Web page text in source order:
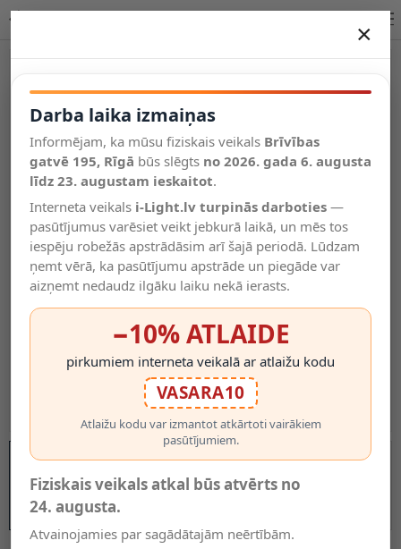
Salīdzināt
Vēlmju
saraksts
Valodas
×
Darba laika izmaiņas
Informējam, ka mūsu fiziskais veikals Brīvības
gatvē 195, Rīgā būs slēgts no 2026. gada 6. augusta
līdz 23. augustam ieskaitot.
Interneta veikals i-Light.lv turpinās darboties —
pasūtījumus varēsiet veikt jebkurā laikā, un mēs tos
iespēju robežās apstrādāsim arī šajā periodā. Lūdzam
ņemt vērā, ka pasūtījumu apstrāde un piegāde var
aizņemt nedaudz ilgāku laiku nekā ierasts.
−10% ATLAIDE
pirkumiem interneta veikalā ar atlaižu kodu
VASARA10
Atlaižu kodu var izmantot atkārtoti vairākiem
pasūtījumiem.
Fiziskais veikals atkal būs atvērts no
24. augusta.
Atvainojamies par sagādātajām neērtībām.